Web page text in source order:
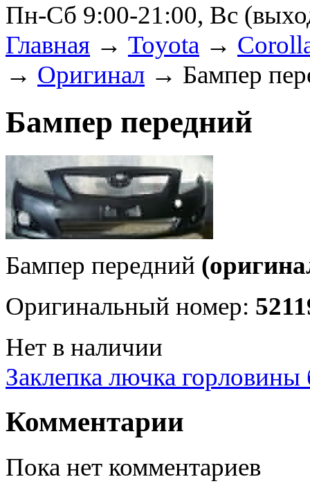
Пн-Сб 9:00-21:00, Вс
Главная → Toyota →
→ Оригинал → Бампер
Бампер передний
Бампер передний
Оригинальный номер:
Нет в наличии
Заклепка лючка горловины
Комментарии
Пока нет комментариев